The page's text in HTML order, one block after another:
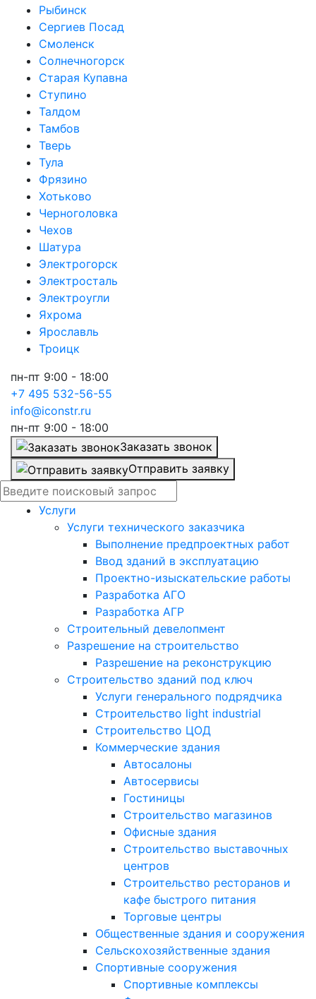
Рыбинск
Сергиев Посад
Смоленск
Солнечногорск
Старая Купавна
Ступино
Талдом
Тамбов
Тверь
Тула
Фрязино
Хотьково
Черноголовка
Чехов
Шатура
Электрогорск
Электросталь
Электроугли
Яхрома
Ярославль
Троицк
пн-пт 9:00 - 18:00
+7 495 532-56-55
info@iconstr.ru
пн-пт 9:00 - 18:00
Заказать звонок
Отправить заявку
Услуги
Услуги технического заказчика
Выполнение предпроектных работ
Ввод зданий в эксплуатацию
Проектно-изыскательские работы
Разработка АГО
Разработка АГР
Строительный девелопмент
Разрешение на строительство
Разрешение на реконструкцию
Строительство зданий под ключ
Услуги генерального подрядчика
Строительство light industrial
Строительство ЦОД
Коммерческие здания
Автосалоны
Автосервисы
Гостиницы
Строительство магазинов
Офисные здания
Строительство выставочных
центров
Строительство ресторанов и
кафе быстрого питания
Торговые центры
Общественные здания и сооружения
Сельскохозяйственные здания
Спортивные сооружения
Спортивные комплексы